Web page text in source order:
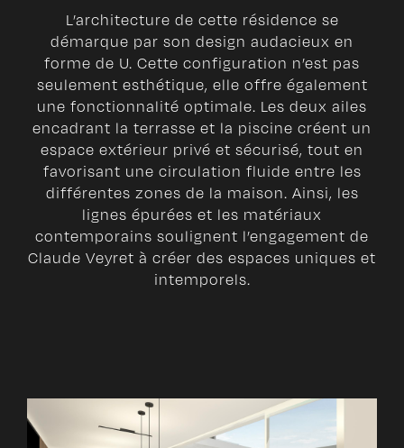
L’architecture de cette résidence se
démarque par son design audacieux en
forme de U. Cette configuration n’est pas
seulement esthétique, elle offre également
une fonctionnalité optimale. Les deux ailes
encadrant la terrasse et la piscine créent un
espace extérieur privé et sécurisé, tout en
favorisant une circulation fluide entre les
différentes zones de la maison. Ainsi, les
lignes épurées et les matériaux
contemporains soulignent l’engagement de
Claude Veyret à créer des espaces uniques et
intemporels.